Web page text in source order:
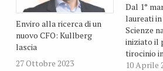
Enviro alla ricerca di un
nuovo CFO: Kullberg
lascia
27 Ottobre 2023
Dal 1°
laureati
Scienze
iniziato il
tirocinio
Sviluppo
10 Aprile